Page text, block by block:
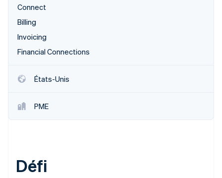
Stripe Sessions 2026
Découvrez comment Stripe construit l’infrastructure
Connect
Billing
Invoicing
Financial Connections
États-Unis
PME
Défi